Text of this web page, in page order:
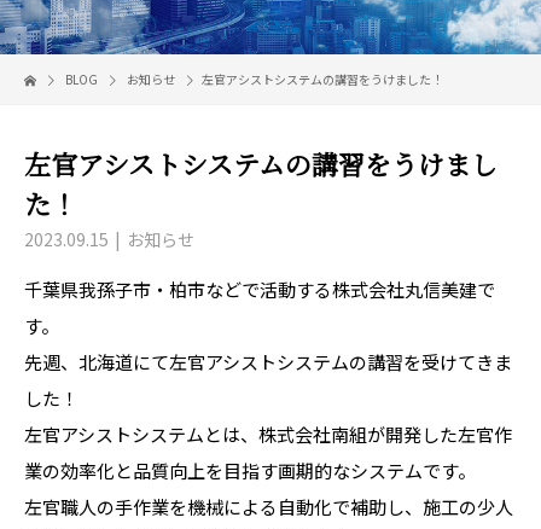
BLOG お知らせ 左官アシストシステムの講習をうけました！
左官アシストシステムの講習をうけまし
た！
2023.09.15 お知らせ
千葉県我孫子市・柏市などで活動する株式会社丸信美建で
す。
先週、北海道にて左官アシストシステムの講習を受けてきま
した！
左官アシストシステムとは、株式会社南組が開発した左官作
業の効率化と品質向上を目指す画期的なシステムです。
左官職人の手作業を機械による自動化で補助し、施工の少人